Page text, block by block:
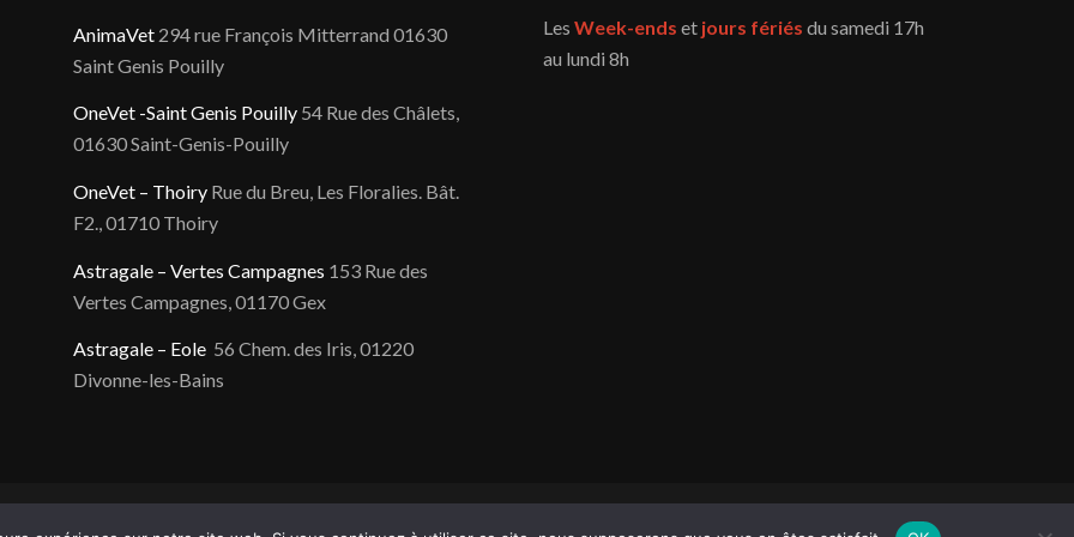
AnimaVet 294 rue François Mitterrand 01630
Saint Genis Pouilly
OneVet -Saint Genis Pouilly 54 Rue des Châlets,
01630 Saint-Genis-Pouilly
OneVet – Thoiry Rue du Breu, Les Floralies. Bât.
F2., 01710 Thoiry
Astragale – Vertes Campagnes 153 Rue des
Vertes Campagnes, 01170 Gex
Astragale – Eole 56 Chem. des Iris, 01220
Divonne-les-Bains
LesWeek-ends et jours fériés du samedi 17h
au lundi 8h